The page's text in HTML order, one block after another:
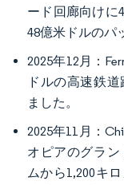
ード回廊向けに
48億米ドルのパ
2025年12月：
ドルの高速鉄
ました。
2025年11月：
オピアのグラ
ムから1,200キ